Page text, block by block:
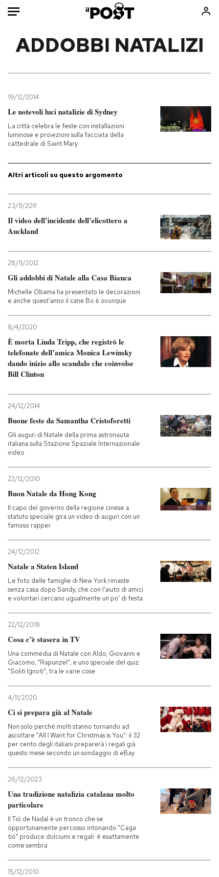
Mondo
Politica
Tecnologia
Internet
Sport
Mondiali calcio 2026
I MIEI PREFERITI
CALENDARIO
Entra
ADDOBBI NATALIZI
19/12/2014
Le notevoli luci natalizie di Sydney
La città celebra le feste con installazioni
luminose e proiezioni sulla facciata della
cattedrale di Saint Mary
Altri articoli su questo argomento
23/11/2011
Il video dell’incidente dell’elicottero a
Auckland
28/11/2012
Gli addobbi di Natale alla Casa Bianca
Michelle Obama ha presentato le decorazioni
e anche quest'anno il cane Bo è ovunque
8/4/2020
È morta Linda Tripp, che registrò le
telefonate dell’amica Monica Lewinsky
dando inizio allo scandalo che coinvolse
Bill Clinton
24/12/2014
Buone feste da Samantha Cristoforetti
Gli auguri di Natale della prima astronauta
italiana sulla Stazione Spaziale Internazionale:
video
22/12/2010
Buon Natale da Hong Kong
Il capo del governo della regione cinese a
statuto speciale gira un video di auguri con un
famoso rapper
24/12/2012
Natale a Staten Island
Le foto delle famiglie di New York rimaste
senza casa dopo Sandy, che con l'aiuto di amici
e volontari cercano ugualmente un po' di festa
22/12/2018
Cosa c’è stasera in TV
Una commedia di Natale con Aldo, Giovanni e
Giacomo, "Rapunzel", e uno speciale del quiz
"Soliti Ignoti", tra le varie cose
4/11/2020
Ci si prepara già al Natale
Non solo perché molti stanno tornando ad
ascoltare "All I Want for Christmas is You": il 32
per cento degli italiani preparerà i regali già
questo mese secondo un sondaggio di eBay
26/12/2023
Una tradizione natalizia catalana molto
particolare
Il Tió de Nadal è un tronco che se
opportunamente percosso intonando "Caga
tió" produce dolciumi e regali: è esattamente
come sembra
15/12/2010